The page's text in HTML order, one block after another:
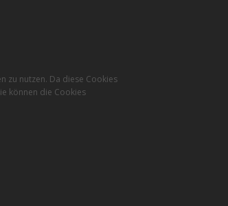
zu nutzen. Da diese Cookies
können die Cookies